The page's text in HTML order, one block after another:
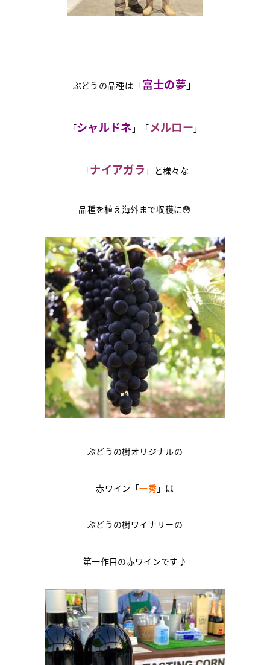
ぶどうの品種は「富士の夢」
「シャルドネ 」「メルロー 」
「ナイアガラ 」と様々な
品種を植え海外まで収穫に😳
ぶどうの樹オリジナルの
赤ワイン「一秀」は
ぶどうの樹ワイナリーの
第一作目の赤ワインです♪